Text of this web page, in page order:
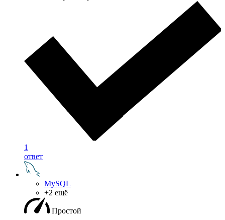
1
ответ
MySQL
+2 ещё
Простой